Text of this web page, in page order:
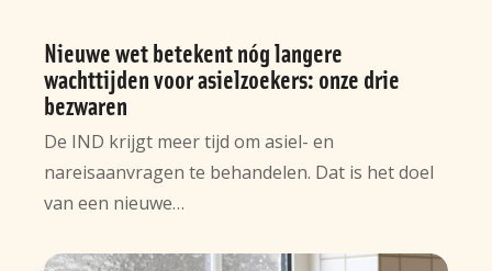
Nieuwe wet betekent nóg langere
wachttijden voor asielzoekers: onze drie
bezwaren
De IND krijgt meer tijd om asiel- en
nareisaanvragen te behandelen. Dat is het doel
van een nieuwe…